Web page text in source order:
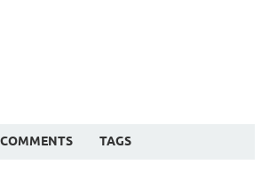
COMMENTS TAGS